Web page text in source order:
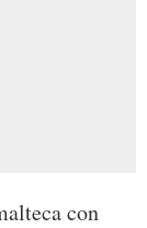
con